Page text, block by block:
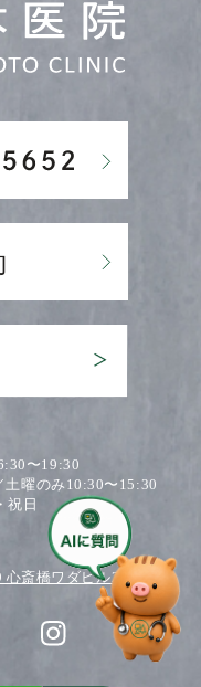
〜19:30
曜のみ10:30〜15:30
祝日
心斎橋ワダビル2F